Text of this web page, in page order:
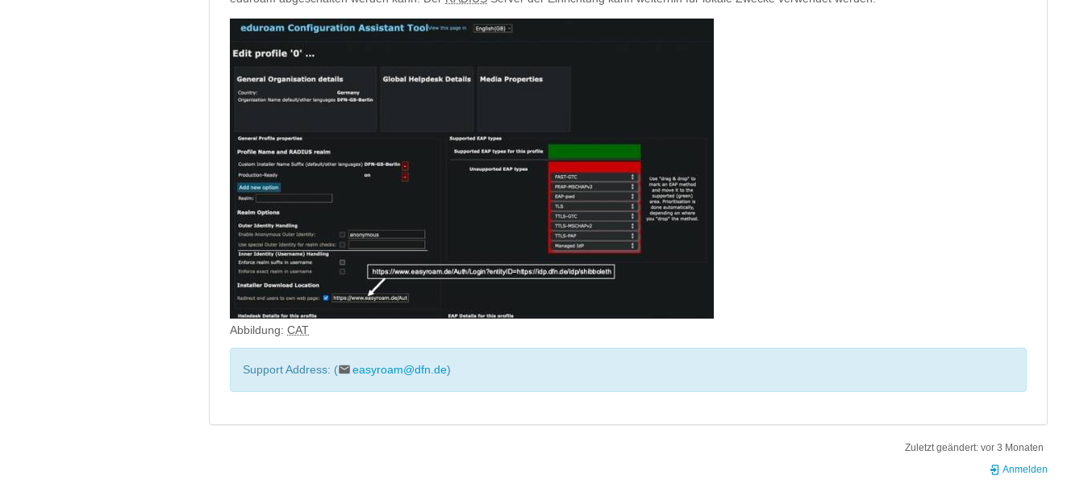
Abbildung: CAT
Support Address: ( easyroam@dfn.de)
Zuletzt geändert: vor 3 Monaten
Anmelden